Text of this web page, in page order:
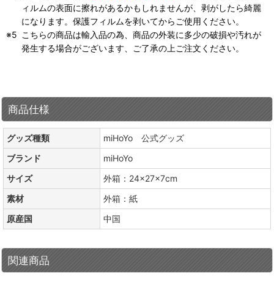
ィルムの表面に擦れがあるかもしれませんが、剥がしたら綺麗
になります。保護フィルムを剥いてからご使用ください。
こちらの商品は輸入品の為、商品の外装に多少の破損や汚れが
発生する場合がございます、ご了承の上ご注文ください。
商品仕様
グッズ種類
miHoYo 公式グッズ
ブランド
miHoYo
サイズ
外箱：24×27×7cm
素材
外箱：紙
原産国
中国
関連商品